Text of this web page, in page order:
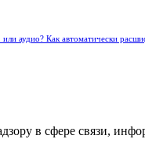
аудио? Как автоматически
в сфере связи,